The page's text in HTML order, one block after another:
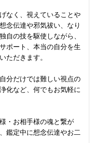
なく、視えていることや
念伝達や邪気祓い、なり
自の技を駆使しながら、
ポート、本当の自分を生
ただきます。
分だけでは難しい視点の
化など、何でもお気軽に
・お相手様の魂と繋が
鑑定中に想念伝達やお二